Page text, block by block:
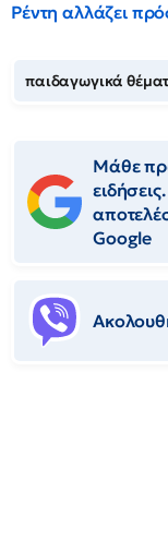
Ρέντη αλλάζει
παιδαγωγικά
Μάθε
Google